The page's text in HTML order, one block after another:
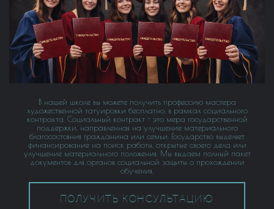
В нашей школе вы можете получить профессию мастера
художественной татуировки бесплатно, в рамках социального
контракта. Социальный контракт - это мера государственной
поддержки, направленная на улучшение материального
благосостояния гражданина или семьи. Государство выделяет
финансирование на поиск работы, открытые своего дела или
улучшение материального положения. Мы выдаем полный пакет
документов для органов социальной защиты о прохождении
обучения.
ПОЛУЧИТЬ КОНСУЛЬТАЦИЮ